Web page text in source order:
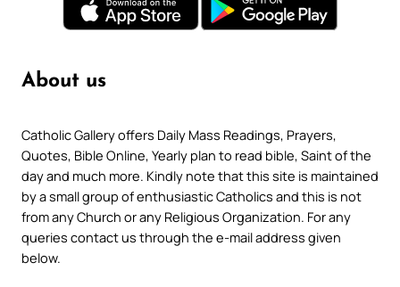
About us
Catholic Gallery offers Daily Mass Readings, Prayers,
Quotes, Bible Online, Yearly plan to read bible, Saint of the
day and much more. Kindly note that this site is maintained
by a small group of enthusiastic Catholics and this is not
from any Church or any Religious Organization. For any
queries contact us through the e-mail address given
below.